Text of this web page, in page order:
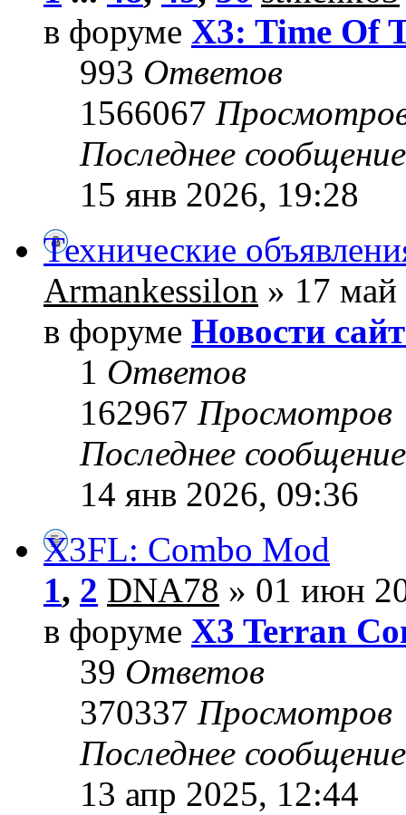
в форуме X3: Time Of
993 Ответов
1566067
Последнее
15 янв 2026, 19:28
Технические
Armankessilon » 17
в форуме Новости
1 Ответов
162967 Просмотров
Последнее
14 янв 2026, 09:36
X3FL: Combo Mod
1, 2 DNA78 » 01 июн
в форуме X3 Terran
39 Ответов
370337 Просмотров
Последнее
13 апр 2025, 12:44